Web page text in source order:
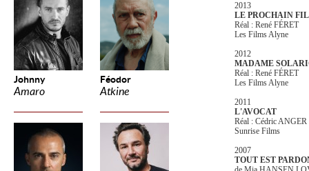
Johnny
Amaro
Féodor
Atkine
2013
LE PROCHAIN
Réal : René FÉRET
Les Films Alyne
2012
MADAME
Réal : René FÉRET
Les Films Alyne
2011
L'AVOCAT
Réal : Cédric ANGER
Sunrise Films
2007
TOUT EST